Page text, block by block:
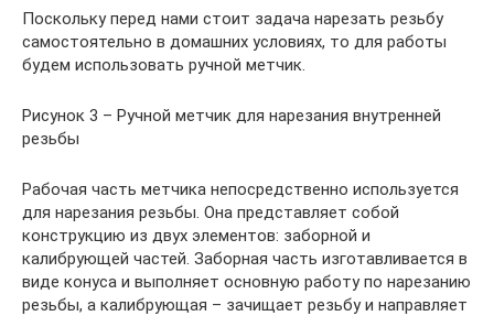
Поскольку перед нами стоит задача нарезать резьбу
самостоятельно в домашних условиях, то для работы
будем использовать ручной метчик.
Рисунок 3 – Ручной метчик для нарезания внутренней
резьбы
Рабочая часть метчика непосредственно используется
для нарезания резьбы. Она представляет собой
конструкцию из двух элементов: заборной и
калибрующей частей. Заборная часть изготавливается в
виде конуса и выполняет основную работу по нарезанию
резьбы, а калибрующая – зачищает резьбу и направляет